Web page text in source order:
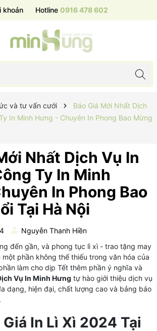
khoản Hotline 0916 478 602
và tư vấn cưới
Báo Giá Mới Nhất Dịch
In Minh Hưng - Chuyên In Phong Bao Mừng
Nhất Dịch Vụ In
Ty In Minh
In Phong Bao
Tại Hà Nội
Nguyễn Thanh Hiền
đến gần, và phong tục lì xì - trao tặng may
một phần không thể thiếu trong văn hóa của
làm cho dịp Tết thêm phần ý nghĩa và
Vụ In Minh Hưng tự hào giới thiệu dịch vụ
dạng, hiện đại, chất lượng cao và bảng báo
Giá In Lì Xì 2024 Tại